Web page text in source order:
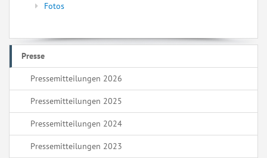
Fotos
Presse
Pressemitteilungen 2026
Pressemitteilungen 2025
Pressemitteilungen 2024
Pressemitteilungen 2023